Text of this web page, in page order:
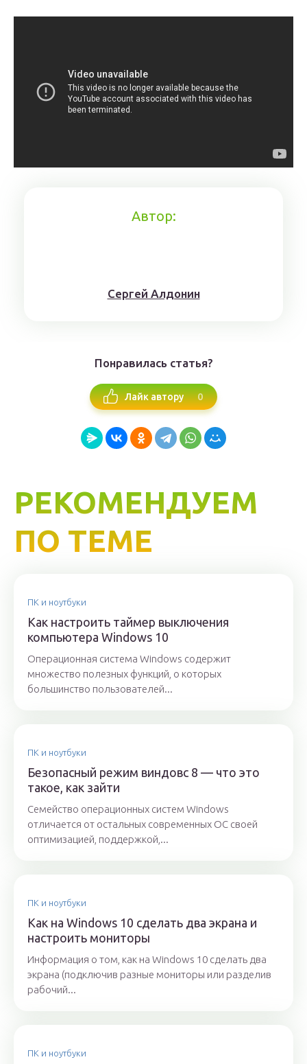
Автор:
Сергей Алдонин
Понравилась статья?
Лайк автору 0
РЕКОМЕНДУЕМ
ПО ТЕМЕ
ПК и ноутбуки
Как настроить таймер выключения
компьютера Windows 10
Операционная система Windows содержит
множество полезных функций, о которых
большинство пользователей...
ПК и ноутбуки
Безопасный режим виндовс 8 — что это
такое, как зайти
Семейство операционных систем Windows
отличается от остальных современных ОС своей
оптимизацией, поддержкой,...
ПК и ноутбуки
Как на Windows 10 сделать два экрана и
настроить мониторы
Информация о том, как на Windows 10 сделать два
экрана (подключив разные мониторы или разделив
рабочий...
ПК и ноутбуки